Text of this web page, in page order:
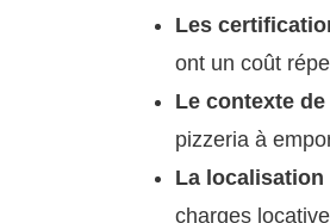
Les
ont un coût
Le contexte
pizzeria à
La localisation
charges